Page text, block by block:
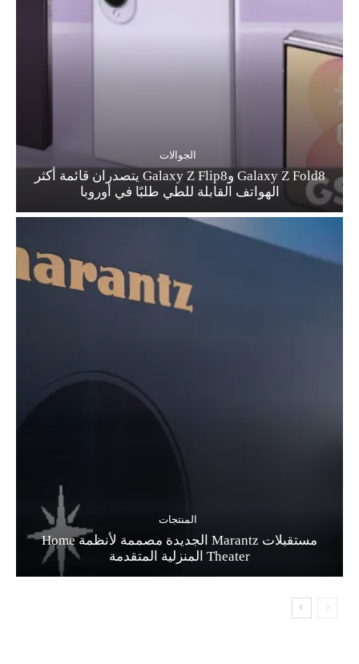
الجوالات
Galaxy Z Fold8 وGalaxy Z Flip8 يتصدران قائمة أكثر
الهواتف القابلة للطي طلبًا في أوروبا
المنتجات
مستقبلات Marantz الجديدة مصممة لأنظمة Home
Theater المنزلية المتقدمة